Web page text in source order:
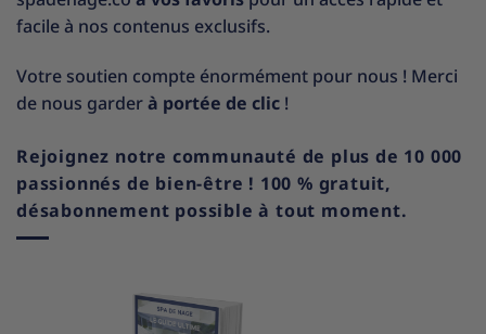
facile à nos contenus exclusifs.
Votre soutien compte énormément pour nous ! Merci
de nous garderà portée de clic !
Rejoignez notre communauté de plus de 10 000
passionnés de bien-être ! 100 % gratuit,
désabonnement possible à tout moment.